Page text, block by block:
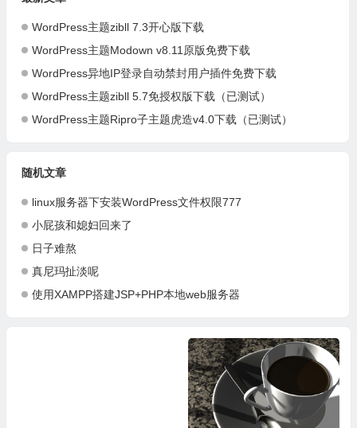
WordPress主题zibll 7.3开心版下载
WordPress主题Modown v8.11原版免费下载
WordPress异地IP登录自动禁封用户插件免费下载
WordPress主题zibll 5.7免授权版下载（已测试）
WordPress主题Ripro子主题虎造v4.0下载（已测试）
随机文章
linux服务器下安装WordPress文件权限777
小屁孩和媳妇回来了
日子难熬
真尼玛扯淡呢
使用XAMPP搭建JSP+PHP本地web服务器